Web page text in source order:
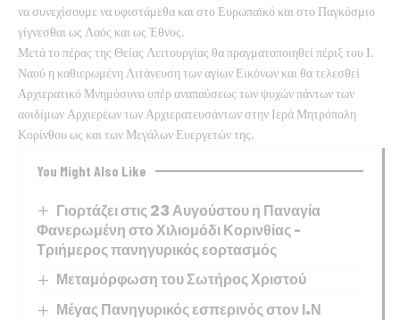
να συνεχίσουμε να υφιστάμεθα και στο Ευρωπαϊκό και στο Παγκόσμιο
γίγνεσθαι ως Λαός και ως Έθνος.
Μετά το πέρας της Θείας Λειτουργίας θα πραγματοποιηθεί πέριξ του Ι.
Ναού η καθιερωμένη Λιτάνευση των αγίων Εικόνων και θα τελεσθεί
Αρχιερατικό Μνημόσυνο υπέρ αναπαύσεως των ψυχών πάντων των
αοιδίμων Αρχιερέων των Αρχιερατευσάντων στην Ιερά Μητρόπολη
Κορίνθου ως και των Μεγάλων Ευεργετών της.
You Might Also Like
Γιορτάζει στις 23 Αυγούστου η Παναγία
Φανερωμένη στο Χιλιομόδι Κορινθίας –
Τριήμερος πανηγυρικός εορτασμός
Μεταμόρφωση του Σωτήρος Χριστού
Μέγας Πανηγυρικός εσπερινός στον Ι.Ν